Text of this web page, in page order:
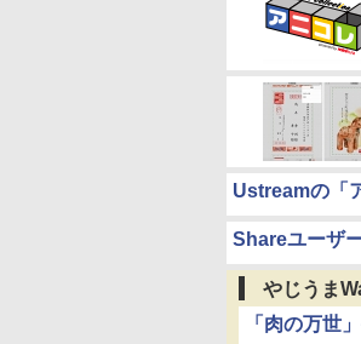
Ustreamの「
Shareユーザ
やじうま
「肉の万世